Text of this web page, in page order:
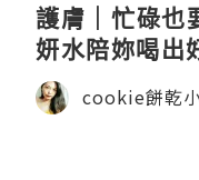
護膚｜忙碌也
妍水陪妳喝出
cookie餅乾